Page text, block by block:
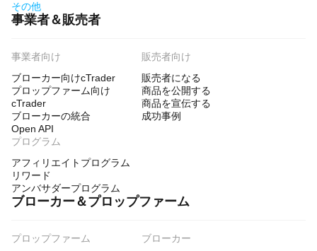
その他
事業者＆販売者
事業者向け
ブローカー向けcTrader
プロップファーム向け
cTrader
ブローカーの統合
Open API
販売者向け
販売者になる
商品を公開する
商品を宣伝する
成功事例
プログラム
アフィリエイトプログラム
リワード
アンバサダープログラム
ブローカー＆プロップファーム
プロップファーム
ブローカー